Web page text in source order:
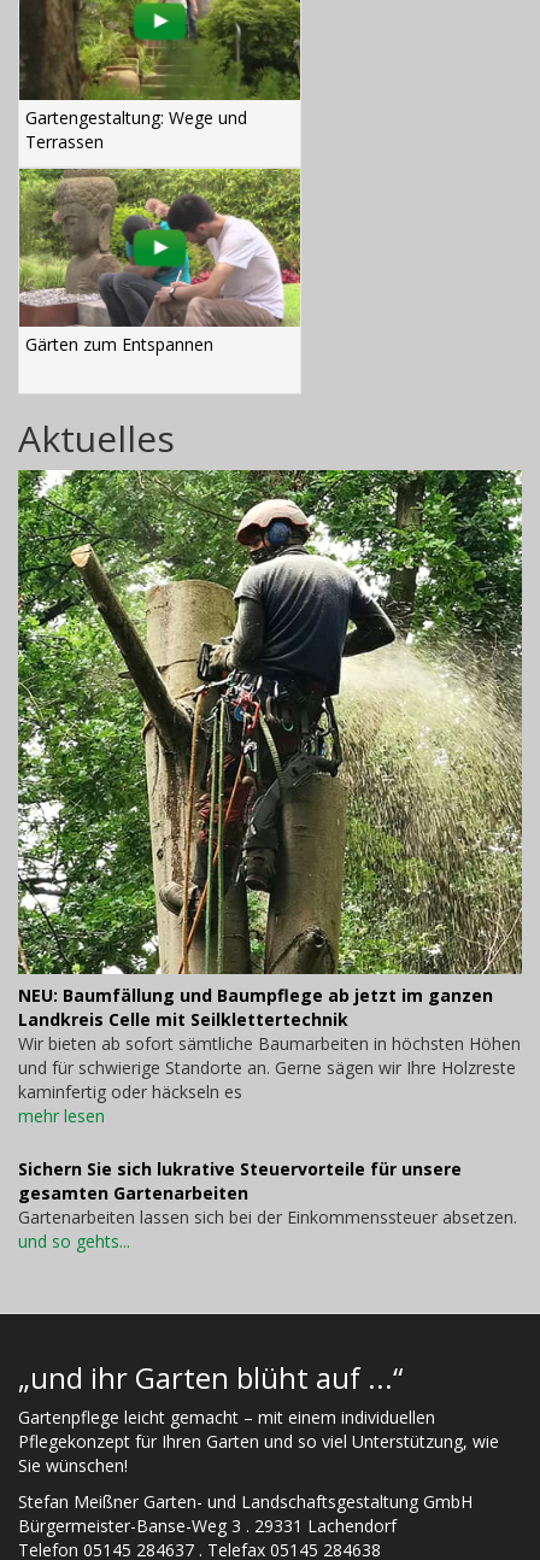
Gartengestaltung: Wege und
Terrassen
Gärten zum Entspannen
Aktuelles
NEU: Baumfällung und Baumpflege ab jetzt im ganzen
Landkreis Celle mit Seilklettertechnik
Wir bieten ab sofort sämtliche Baumarbeiten in höchsten Höhen
und für schwierige Standorte an. Gerne sägen wir Ihre Holzreste
kaminfertig oder häckseln es
mehr lesen
Sichern Sie sich lukrative Steuervorteile für unsere
gesamten Gartenarbeiten
Gartenarbeiten lassen sich bei der Einkommenssteuer absetzen.
und so gehts...
„und ihr Garten blüht auf ...“
Gartenpflege leicht gemacht – mit einem individuellen
Pflegekonzept für Ihren Garten und so viel Unterstützung, wie
Sie wünschen!
Stefan Meißner Garten- und Landschaftsgestaltung GmbH
Bürgermeister-Banse-Weg 3 . 29331 Lachendorf
Telefon 05145 284637 . Telefax 05145 284638